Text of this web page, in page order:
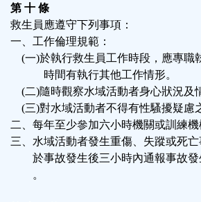
第 十 條
救生員應遵守下列事項：
一、工作倫理規範：
(一)於執行救生員工作時段，應專職
時間有執行其他工作情形。
(二)隨時觀察水域活動者身心狀況及
(三)對水域活動者不得有性騷擾疑慮
二、每年至少參加六小時機關或訓練
三、水域活動者發生重傷、失蹤或死
於事故發生後三小時內通報事故發
。